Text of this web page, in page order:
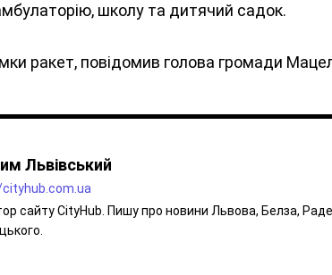
школу та дитячий садок.
ракет, повідомив голова громади
Львівський
сайту CityHub. Пишу про новини Львова, Белза,